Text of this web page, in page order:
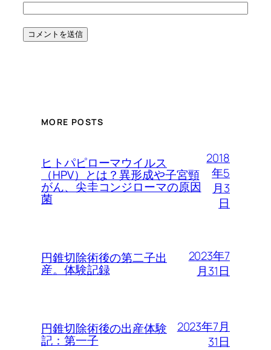
MORE POSTS
ヒトパピローマウイルス
（HPV）とは？異形成や子宮頸
がん、尖圭コンジローマの原因
菌
2018
年5
月3
日
円錐切除術後の第二子出
産。体験記録
2023年7
月31日
円錐切除術後の出産体験
記：第一子
2023年7月
31日